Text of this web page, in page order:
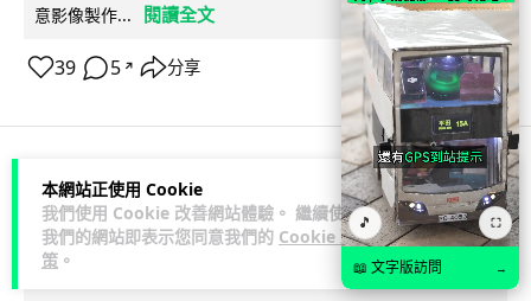
本網站正使用 Cookie
我們使用 Cookie 改善網站體驗。 繼續使用
我們的網站即表示您同意我們的 Cookie 政
策 。
意影像製作...
閱讀全文
39 5 ↗ 分享
科技娛樂 遊戲情報
天恩
🎵 ⛶
📖 文字版訪問 →